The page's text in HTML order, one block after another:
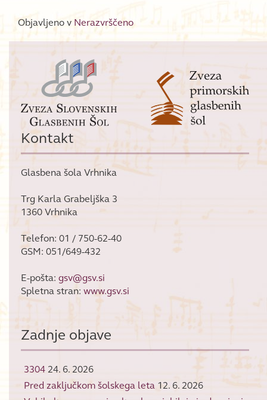
Objavljeno v Nerazvrščeno
Kontakt
Glasbena šola Vrhnika
Trg Karla Grabeljška 3
1360 Vrhnika
Telefon: 01 / 750-62-40
GSM: 051/649-432
E-pošta: gsv@gsv.si
Spletna stran: www.gsv.si
Zadnje objave
3304 24. 6. 2026
Pred zaključkom šolskega leta 12. 6. 2026